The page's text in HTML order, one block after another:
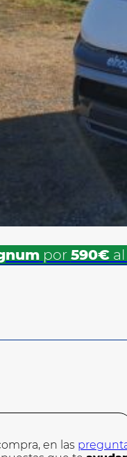
por 590€al
en las